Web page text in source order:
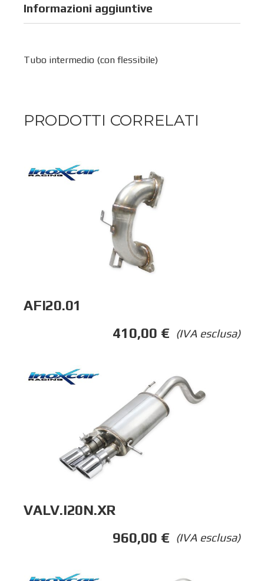
Informazioni aggiuntive
Tubo intermedio (con flessibile)
PRODOTTI CORRELATI
AFI20.01
(IVA esclusa)
410,00 €
VALV.I20N.XR
(IVA esclusa)
960,00 €